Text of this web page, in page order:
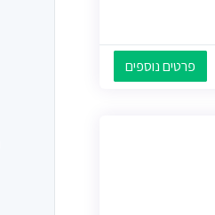
פרטים נוספים